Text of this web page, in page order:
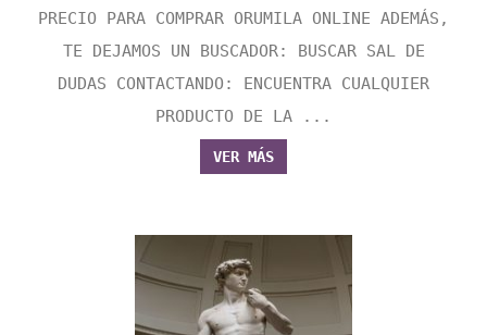
PRECIO PARA COMPRAR ORUMILA ONLINE ADEMÁS,
TE DEJAMOS UN BUSCADOR: BUSCAR SAL DE
DUDAS CONTACTANDO: ENCUENTRA CUALQUIER
PRODUCTO DE LA ...
VER MÁS